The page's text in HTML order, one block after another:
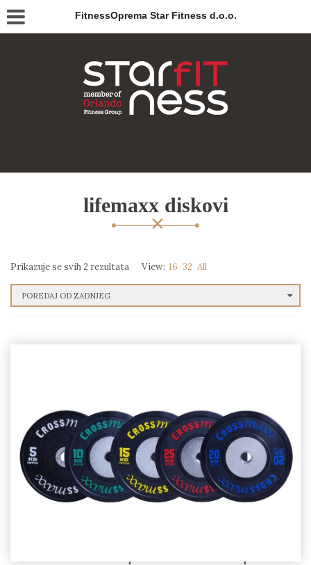
FitnessOprema Star Fitness d.o.o.
lifemaxx diskovi
Prikazuje se svih 2 rezultata View: 16 32 All